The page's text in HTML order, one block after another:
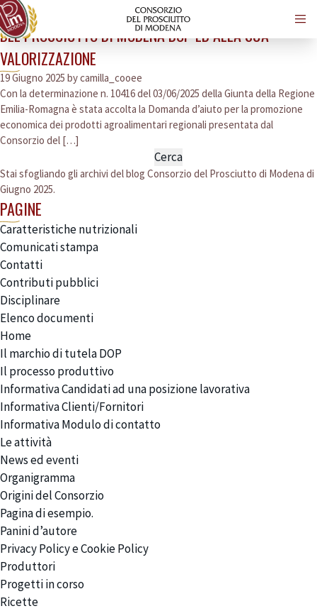
ATTIVITÀ VOLTA ALLA DIFFUSIONE DELLA CONOSCENZA
DEL PROSCIUTTO DI MODENA DOP ED ALLA SUA
VALORIZZAZIONE
19 Giugno 2025 bycamilla_cooee
Con la determinazione n. 10416 del 03/06/2025 della Giunta della Regione
Emilia-Romagna è stata accolta la Domanda d’aiuto per la promozione
economica dei prodotti agroalimentari regionali presentata dal
Consorzio del […]
per:
Stai sfogliando gli archivi del blog Consorzio del Prosciutto di Modena di
Giugno 2025.
PAGINE
Caratteristiche nutrizionali
Comunicati stampa
Contatti
Contributi pubblici
Disciplinare
Elenco documenti
Home
Il marchio di tutela DOP
Il processo produttivo
Informativa Candidati ad una posizione lavorativa
Informativa Clienti/Fornitori
Informativa Modulo di contatto
Le attività
News ed eventi
Organigramma
Origini del Consorzio
Pagina di esempio.
Panini d’autore
Privacy Policy e Cookie Policy
Produttori
Progetti in corso
Ricette